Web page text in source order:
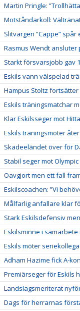
Martin Pringle:
Motståndarkoll:
Slitvargen ”Cappe”
Rasmus Wendt ansluter
Starkt försvarsjobb gav
Eskils vann välspelad
Hampus Stoltz fortsätter
Eskils träningsmatchar
Klar Eskilsseger mot
Eskils träningsmöter
Skadeeländet över för
Stabil seger mot Olympic
Oavgjort men ett fall
Eskilscoachen: ”Vi
Målfarlig anfallare klar
Stark Eskilsdefensiv
Eskilsminne i
Eskils möter seriekollega
Adham Hazime fick A-
Premiärseger för Eskils
Landslagsmeriterat
Dags för herrarnas